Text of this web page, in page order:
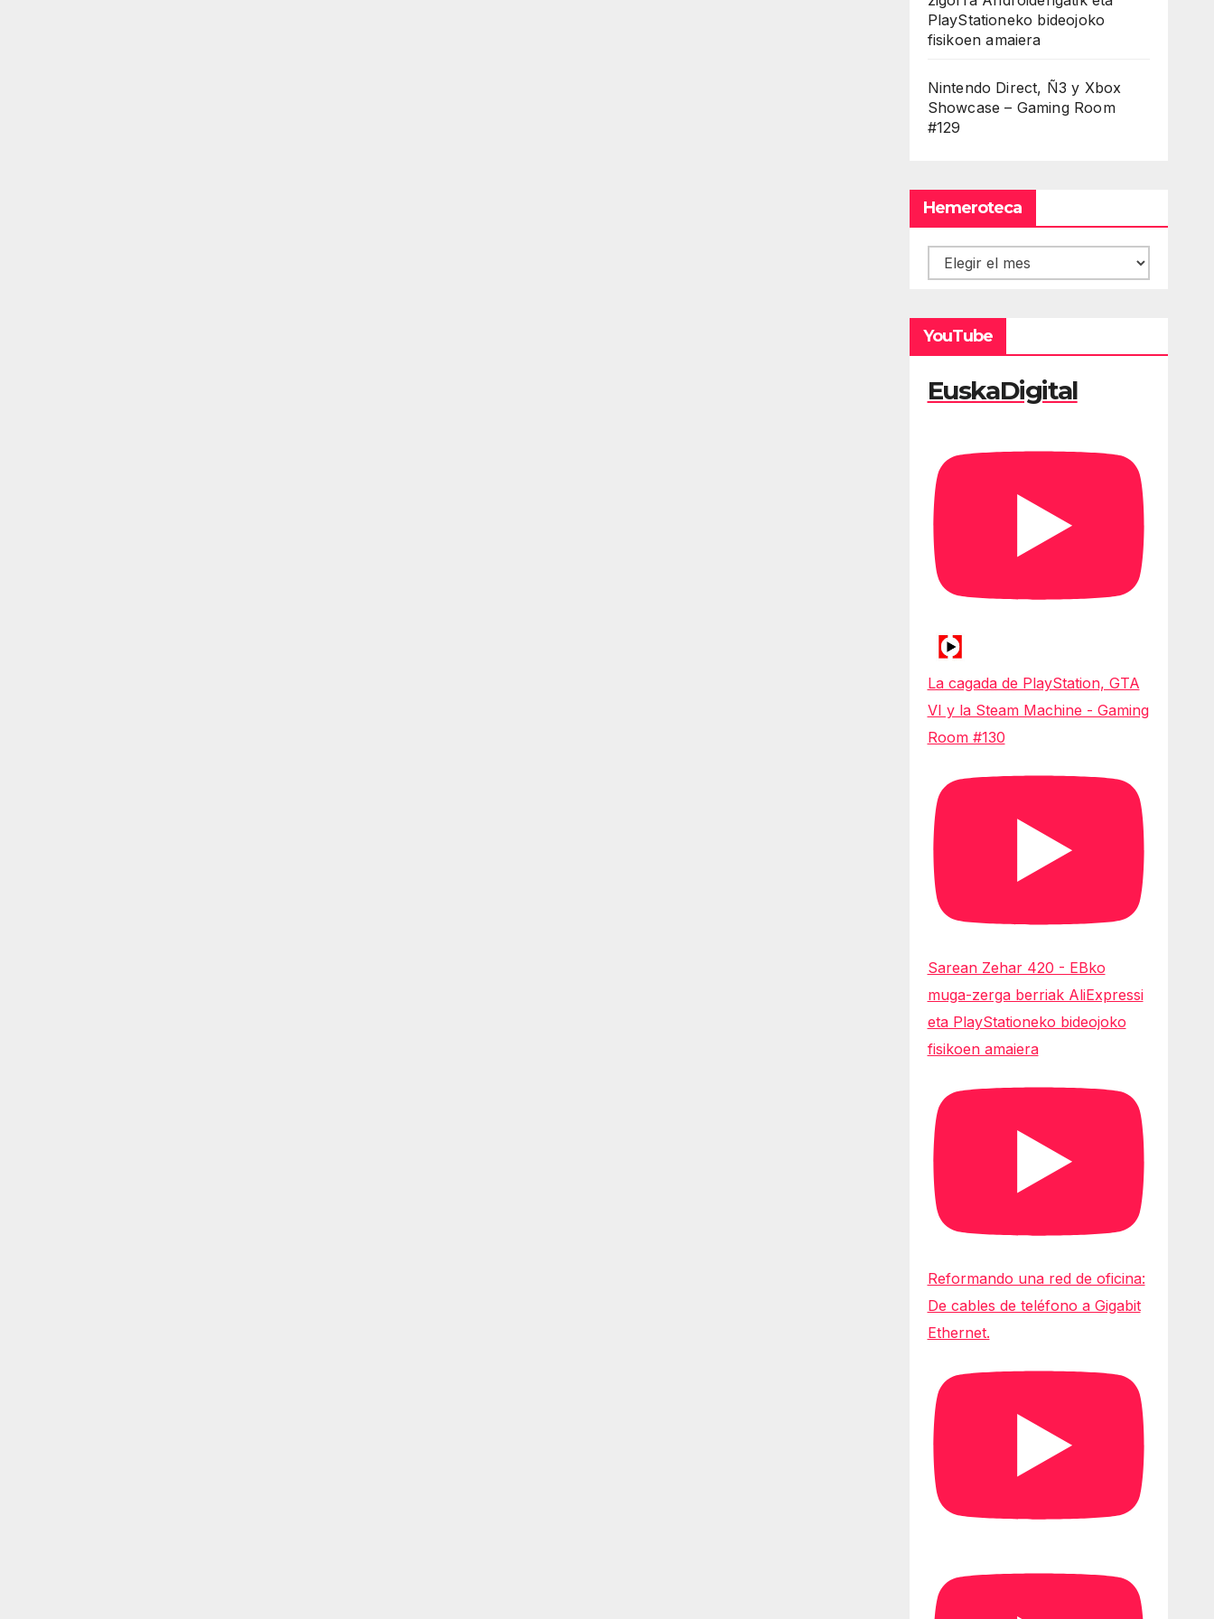
PlayStationeko bideojoko
fisikoen amaiera
Nintendo Direct, Ñ3 y Xbox
Showcase – Gaming Room
#129
Hemeroteca
Hemeroteca
YouTube
EuskaDigital
La cagada de PlayStation, GTA
VI y la Steam Machine - Gaming
Room #130
Sarean Zehar 420 - EBko
muga-zerga berriak AliExpressi
eta PlayStationeko bideojoko
fisikoen amaiera
Reformando una red de oficina:
De cables de teléfono a Gigabit
Ethernet.